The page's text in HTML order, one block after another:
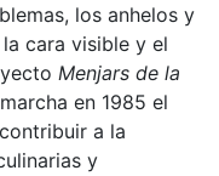
los anhelos y
cara visible y el
Menjars de la
en 1985 el
a la
y